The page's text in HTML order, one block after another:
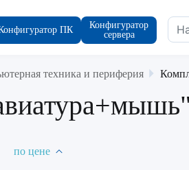
ПК
Конфигуратор
сервера
техника и периферия
по цене